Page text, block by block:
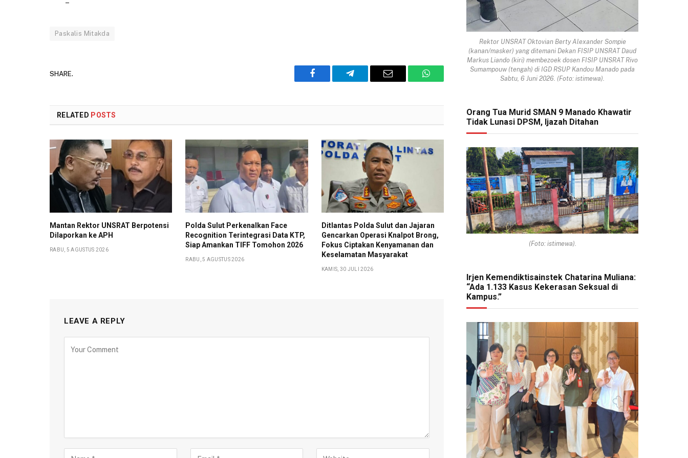
–
Paskalis Mitakda
SHARE.
Facebook Telegram Email WhatsApp
RELATED POSTS
Mantan Rektor UNSRAT Berpotensi
Dilaporkan ke APH
RABU, 5 AGUSTUS 2026
Polda Sulut Perkenalkan Face
Recognition Terintegrasi Data KTP,
Siap Amankan TIFF Tomohon 2026
RABU, 5 AGUSTUS 2026
Ditlantas Polda Sulut dan Jajaran
Gencarkan Operasi Knalpot Brong,
Fokus Ciptakan Kenyamanan dan
Keselamatan Masyarakat
KAMIS, 30 JULI 2026
LEAVE A REPLY
Rektor UNSRAT Oktovian Berty Alexander Sompie
(kanan/masker) yang ditemani Dekan FISIP UNSRAT Daud
Markus Liando (kiri) membezoek dosen FISIP UNSRAT Rivo
Sumampouw (tengah) di IGD RSUP Kandou Manado pada
Sabtu, 6 Juni 2026. (Foto: istimewa).
Orang Tua Murid SMAN 9 Manado Khawatir
Tidak Lunasi DPSM, Ijazah Ditahan
(Foto: istimewa).
Irjen Kemendiktisainstek Chatarina Muliana:
“Ada 1.133 Kasus Kekerasan Seksual di
Kampus.”